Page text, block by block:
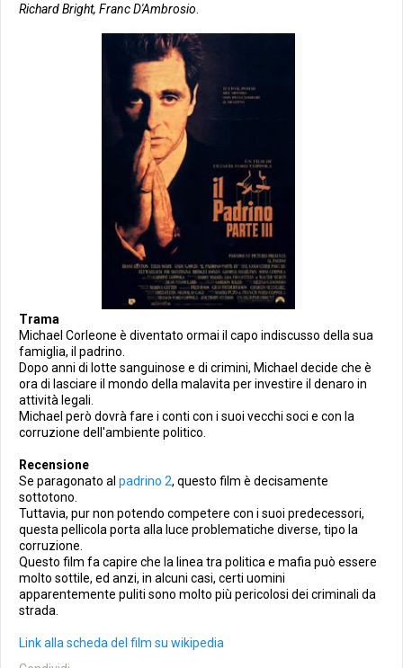
Richard Bright, Franc D'Ambrosio
Trama
Michael Corleone è diventato ormai il capo indiscusso della sua
famiglia, il padrino.
Dopo anni di lotte sanguinose e di crimini, Michael decide che è
ora di lasciare il mondo della malavita per investire il denaro in
attività legali.
Michael però dovrà fare i conti con i suoi vecchi soci e con la
corruzione dell'ambiente politico.
Recensione
Se paragonato al padrino 2, questo film è decisamente
sottotono.
Tuttavia, pur non potendo competere con i suoi predecessori,
questa pellicola porta alla luce problematiche diverse, tipo la
corruzione.
Questo film fa capire che la linea tra politica e mafia può essere
molto sottile, ed anzi, in alcuni casi, certi uomini
apparentemente puliti sono molto più pericolosi dei criminali da
strada.
Link alla scheda del film su wikipedia